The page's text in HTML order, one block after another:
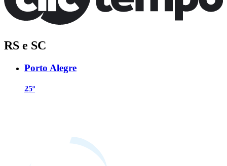
RS e SC
Porto Alegre
25º